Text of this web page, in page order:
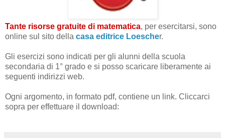
Tante risorse gratuite di matematica, per esercitarsi, sono
online sul sito della casa editrice Loescher.
Gli esercizi sono indicati per gli alunni della scuola
secondaria di 1° grado e si posso scaricare liberamente ai
seguenti indirizzi web.
Ogni argomento, in formato pdf, contiene un link. Cliccarci
sopra per effettuare il download: